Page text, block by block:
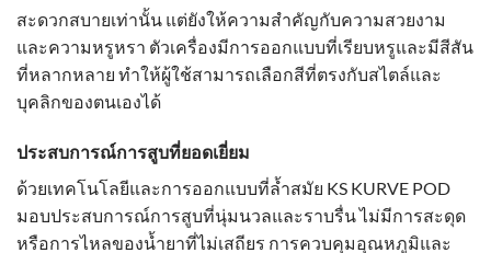
สะดวกสบายเท่านั้น แต่ยังให้ความสำคัญกับความสวยงาม
และความหรูหรา ตัวเครื่องมีการออกแบบที่เรียบหรูและมีสีสัน
ที่หลากหลาย ทำให้ผู้ใช้สามารถเลือกสีที่ตรงกับสไตล์และ
บุคลิกของตนเองได้
ประสบการณ์การสูบที่ยอดเยี่ยม
ด้วยเทคโนโลยีและการออกแบบที่ล้ำสมัย KS KURVE POD
มอบประสบการณ์การสูบที่นุ่มนวลและราบรื่น ไม่มีการสะดุด
หรือการไหลของน้ำยาที่ไม่เสถียร การควบคุมอุณหภูมิและ